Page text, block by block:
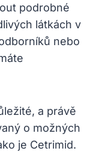
podrobné
látkách v
nebo
a právě
o možných
je Cetrimid.